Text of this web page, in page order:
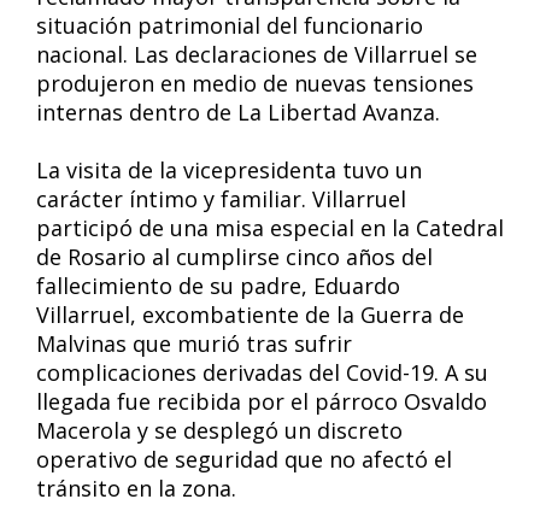
situación patrimonial del funcionario
nacional. Las declaraciones de Villarruel se
produjeron en medio de nuevas tensiones
internas dentro de La Libertad Avanza.
La visita de la vicepresidenta tuvo un
carácter íntimo y familiar. Villarruel
participó de una misa especial en la Catedral
de Rosario al cumplirse cinco años del
fallecimiento de su padre, Eduardo
Villarruel, excombatiente de la Guerra de
Malvinas que murió tras sufrir
complicaciones derivadas del Covid-19. A su
llegada fue recibida por el párroco Osvaldo
Macerola y se desplegó un discreto
operativo de seguridad que no afectó el
tránsito en la zona.